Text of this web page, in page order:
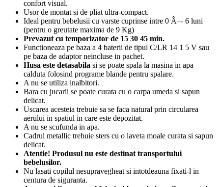
confort visual.
Usor de montat si de pliat ultra-compact.
Ideal pentru bebelusii cu varste cuprinse intre 0 Â–- 6 luni
(pentru o greutate maxima de 9 Kg)
Prevazut cu temporizator de 15 30 45 min.
Functioneaza pe baza a 4 baterii de tipul C/LR 14 1 5 V sau
pe baza de adaptor neincluse in pachet.
Husa este detasabila si se poate spala la masina in apa
calduta folosind programe blande pentru spalare.
A nu se utiliza inalbitori.
Bara cu jucarii se poate curata cu o carpa umeda si sapun
delicat.
Uscarea acesteia trebuie sa se faca natural prin circularea
aerului in spatiul in care este depozitat.
A nu se scufunda in apa.
Cadrul metallic trebuie sters cu o laveta moale curata si sapun
delicat.
Atentie! Produsul nu este destinat transportului
bebelusilor.
Nu lasati copilul nesupravegheat si intotdeauna fixati-l in
centura de siguranta.